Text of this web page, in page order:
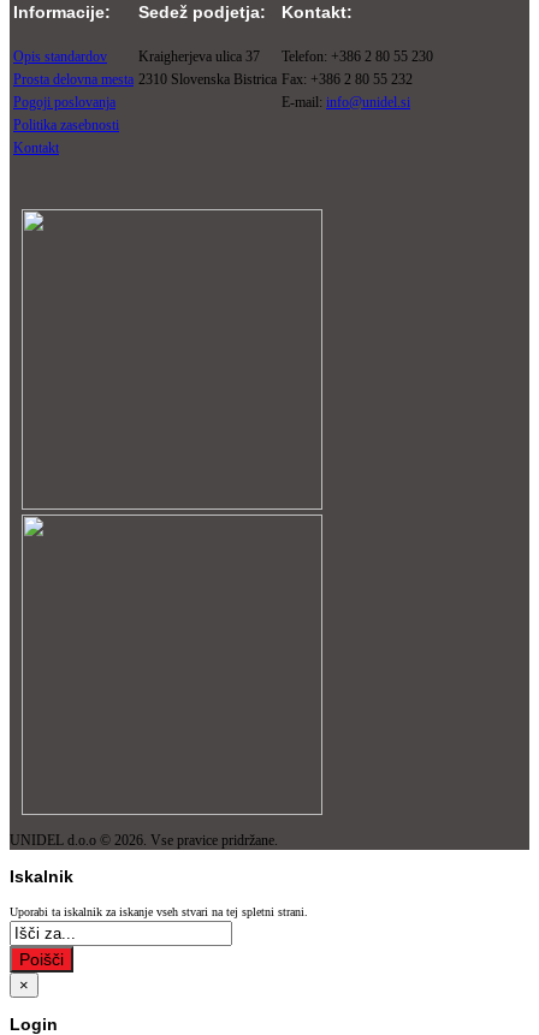
Informacije: Sedež podjetja: Kontakt:
Opis standardov Kraigherjeva ulica 37
Telefon: +386 2 80 55 230
Prosta delovna mesta 2310 Slovenska Bistrica Fax: +386 2 80 55 232
Pogoji poslovanja
E-mail: info@unidel.si
Politika zasebnosti
Kontakt
UNIDEL d.o.o © 2026. Vse pravice pridržane.
Iskalnik
Uporabi ta iskalnik za iskanje vseh stvari na tej spletni strani.
Poišči
×
Login